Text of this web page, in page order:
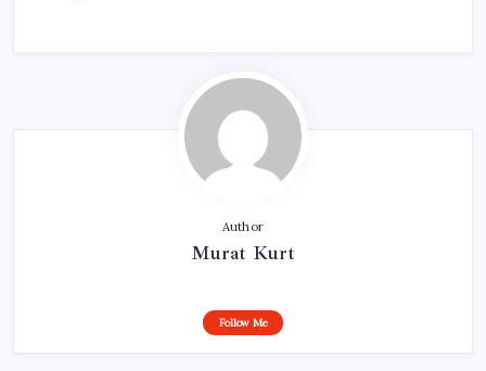
Author
Murat Kurt
Follow Me